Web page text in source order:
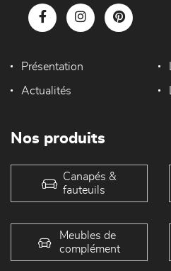
Présentation
Actualités
Nos produits
Canapés &
fauteuils
Meubles de
complément